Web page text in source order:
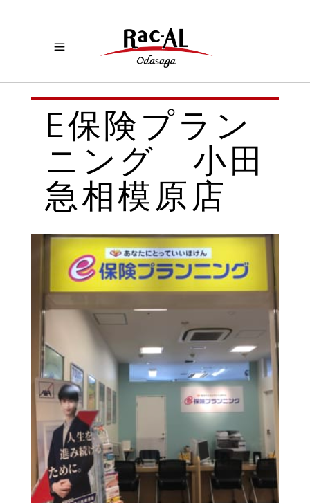
E保険プラン
ニング 小田
急相模原店